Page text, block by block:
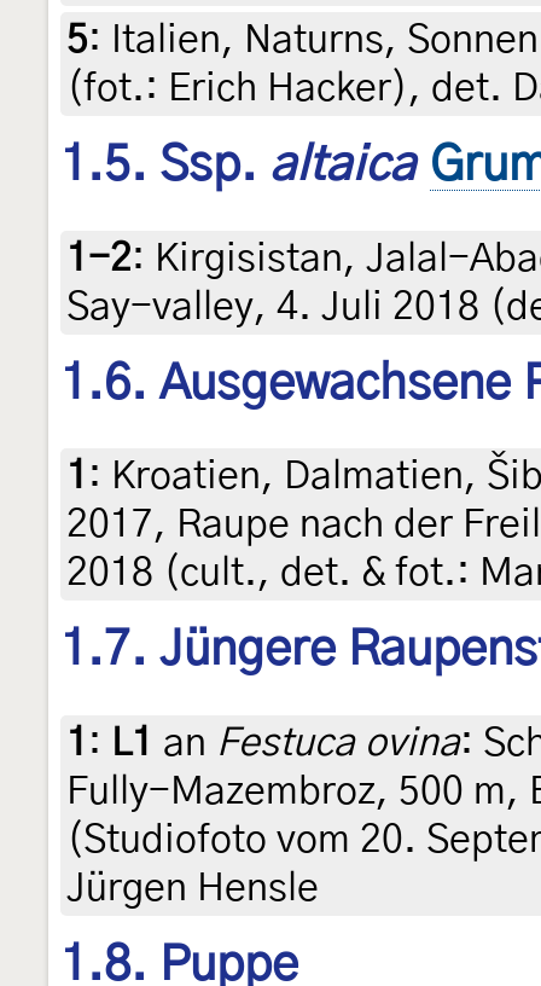
5:
Italien, Naturns,
(fot.: Erich Hacker), det.
1.5. Ssp. altaica
1-2: Kirgisistan, Jalal-
Say-valley, 4. Juli 2018
1.6. Ausgewachsene
1 : Kroatien, Dalmatien,
2017, Raupe nach der
2018 (cult., det. & fot.:
1.7. Jüngere
1 : L1 an Festuca ovina:
Fully-Mazembroz, 500 m,
(Studiofoto vom 20.
Jürgen Hensle
1.8. Puppe